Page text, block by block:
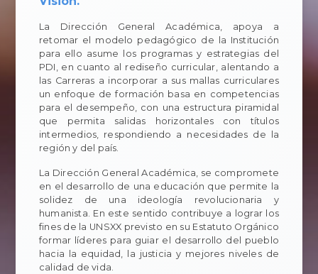
La Dirección General Académica, apoya a
retomar el modelo pedagógico de la Institución
para ello asume los programas y estrategias del
PDI, en cuanto al rediseño curricular, alentando a
las Carreras a incorporar a sus mallas curriculares
un enfoque de formación basa en competencias
para el desempeño, con una estructura piramidal
que permita salidas horizontales con títulos
intermedios, respondiendo a necesidades de la
región y del país.
La Dirección General Académica, se compromete
en el desarrollo de una educación que permite la
solidez de una ideología revolucionaria y
humanista. En este sentido contribuye a lograr los
fines de la UNSXX previsto en su Estatuto Orgánico
formar líderes para guiar el desarrollo del pueblo
hacia la equidad, la justicia y mejores niveles de
calidad de vida.